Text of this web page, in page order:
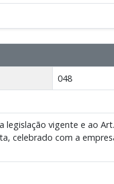
048
legislação vigente e ao
com a empresa